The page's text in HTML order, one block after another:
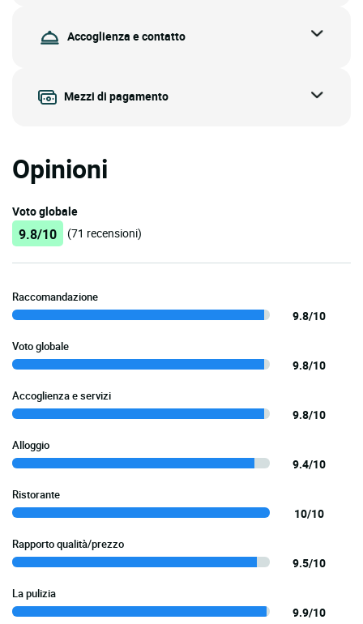
Accoglienza e contatto
Mezzi di pagamento
Opinioni
Voto globale
9.8/10 (71 recensioni)
Raccomandazione
9.8/10
Voto globale
9.8/10
Accoglienza e servizi
9.8/10
Alloggio
9.4/10
Ristorante
10/10
Rapporto qualità/prezzo
9.5/10
La pulizia
9.9/10